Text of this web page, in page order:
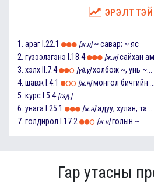
ЭРЭЛТТЭЙ
1. араг I.22.1 [ж.н] ~ савар; ~ яс
2. гүзээлзгэнэ I.18.4 [ж.н] сайхан
3. хэлх II.7.4 [үй.ү] холбож ~, унь ~...
4. шавж I.4.1 [ж.н] монгол бичгийн ...
5. курс I.5.4 [гад.]
6. унага I.25.1 [ж.н] адуу, хулан, та...
7. голдирол I.17.2 [ж.н] голын ~
Гар утасны